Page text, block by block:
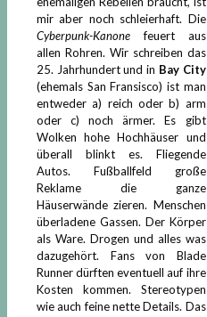
mir aber noch schleierhaft. Die
Cyberpunk-Kanone feuert aus
allen Rohren. Wir schreiben das
25. Jahrhundert und in Bay City
(ehemals San Fransisco) ist man
entweder a) reich oder b) arm
oder c) noch ärmer. Es gibt
Wolken hohe Hochhäuser und
überall blinkt es. Fliegende
Autos. Fußballfeld große
Reklame die ganze
Häuserwände zieren. Menschen
überladene Gassen. Der Körper
als Ware. Drogen und alles was
dazugehört. Fans von Blade
Runner dürften eventuell auf ihre
Kosten kommen. Stereotypen
wie auch feine nette Details. Das